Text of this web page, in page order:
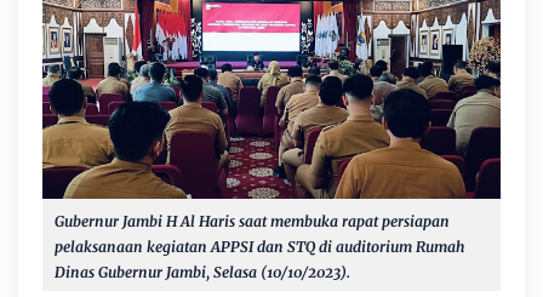
Gubernur Jambi H Al Haris saat membuka rapat persiapan
pelaksanaan kegiatan APPSI dan STQ di auditorium Rumah
Dinas Gubernur Jambi, Selasa (10/10/2023).